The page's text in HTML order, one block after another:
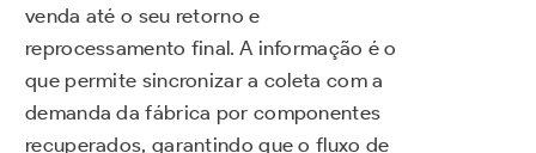
venda até o seu retorno e
reprocessamento final. A informação é o
que permite sincronizar a coleta com a
demanda da fábrica por componentes
recuperados, garantindo que o fluxo de